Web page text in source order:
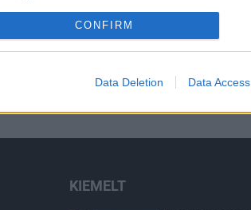
I want to allow Google to enable storage related
authentication functionality and fraud prevention,
CONFIRM
Data Deletion Data Access
KIEMELT